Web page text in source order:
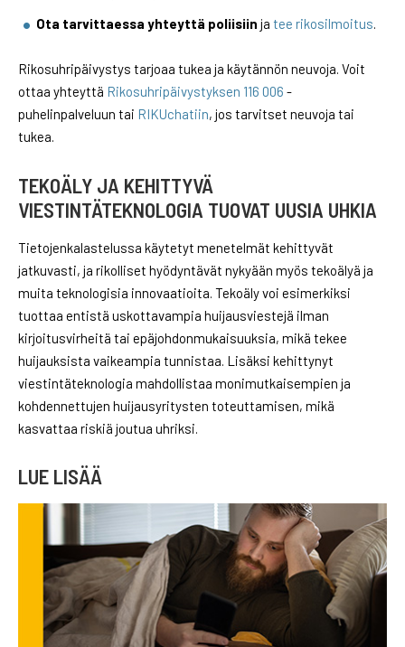
Ota tarvittaessa yhteyttä poliisiin ja tee rikosilmoitus.
Rikosuhripäivystys tarjoaa tukea ja käytännön neuvoja. Voit
ottaa yhteyttä Rikosuhripäivystyksen 116 006 -
puhelinpalveluun tai RIKUchatiin, jos tarvitset neuvoja tai
tukea.
TEKOÄLY JA KEHITTYVÄ
VIESTINTÄTEKNOLOGIA TUOVAT UUSIA UHKIA
Tietojenkalastelussa käytetyt menetelmät kehittyvät
jatkuvasti, ja rikolliset hyödyntävät nykyään myös tekoälyä ja
muita teknologisia innovaatioita. Tekoäly voi esimerkiksi
tuottaa entistä uskottavampia huijausviestejä ilman
kirjoitusvirheitä tai epäjohdonmukaisuuksia, mikä tekee
huijauksista vaikeampia tunnistaa. Lisäksi kehittynyt
viestintäteknologia mahdollistaa monimutkaisempien ja
kohdennettujen huijausyritysten toteuttamisen, mikä
kasvattaa riskiä joutua uhriksi.
LUE LISÄÄ